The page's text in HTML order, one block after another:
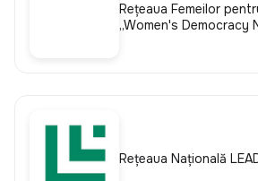
Rețeaua Femeilor
„Women's Democracy
Rețeaua Națională